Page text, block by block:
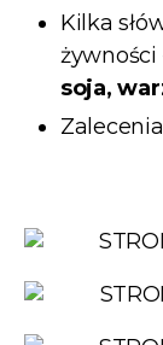
Kilka
żywności
soja,